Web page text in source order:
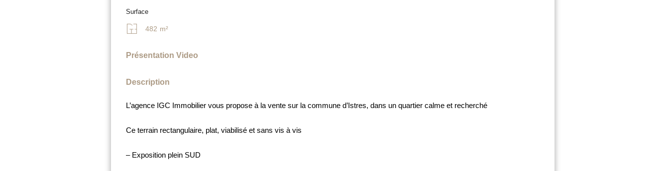
Surface
482 m²
Présentation Video
Description
L’agence IGC Immobilier vous propose à la vente sur la commune d’Istres, dans un quartier calme et recherché
Ce terrain rectangulaire, plat, viabilisé et sans vis à vis
– Exposition plein SUD